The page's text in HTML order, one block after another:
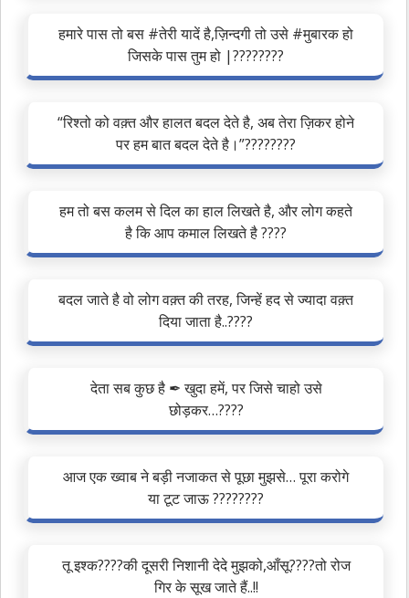
हमारे पास तो बस #तेरी यादें है,ज़िन्दगी तो उसे #मुबारक हो
जिसके पास तुम हो |????????
“रिश्तो को वक़्त और हालत बदल देते है, अब तेरा ज़िकर होने
पर हम बात बदल देते है।”????????
हम तो बस कलम से दिल का हाल लिखते है, और लोग कहते
है कि आप कमाल लिखते है ????
बदल जाते है वो लोग वक़्त की तरह, जिन्हें हद से ज्यादा वक़्त
दिया जाता है..????
देता सब कुछ है ✒ खुदा हमें, पर जिसे चाहो उसे
छोड़कर…????
आज एक ख्वाब ने बड़ी नजाकत से पूछा मुझसे… पूरा करोगे
या टूट जाऊ ????????
तू इश्क????की दूसरी निशानी देदे मुझको,आँसू????तो रोज
गिर के सूख जाते हैं..!!